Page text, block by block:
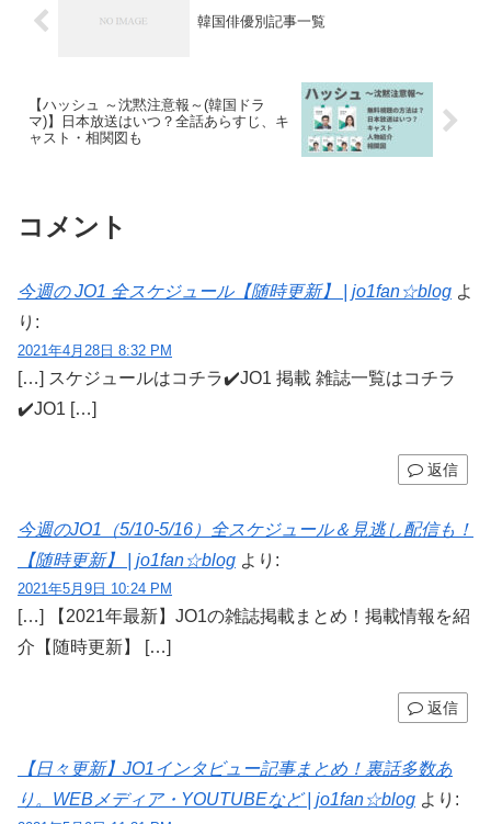
韓国俳優別記事一覧
【ハッシュ ～沈黙注意報～(韓国ドラ
マ)】日本放送はいつ？全話あらすじ、キ
ャスト・相関図も
コメント
今週の JO1 全スケジュール【随時更新】 | jo1fan☆blog よ
り:
2021年4月28日 8:32 PM
[…] スケジュールはコチラ✔️JO1 掲載 雑誌一覧はコチラ
✔️JO1 […]
返信
今週のJO1（5/10-5/16）全スケジュール＆見逃し配信も！
【随時更新】 | jo1fan☆blog より:
2021年5月9日 10:24 PM
[…] 【2021年最新】JO1の雑誌掲載まとめ！掲載情報を紹
介【随時更新】 […]
返信
【日々更新】JO1インタビュー記事まとめ！裏話多数あ
り。WEBメディア・YOUTUBEなど | jo1fan☆blog より: